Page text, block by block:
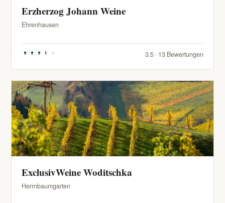
Erzherzog Johann Weine
Ehrenhausen
3.5 · 13 Bewertungen
ExclusivWeine Woditschka
Herrnbaumgarten